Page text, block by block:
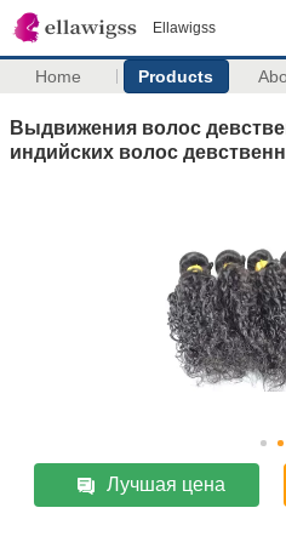
Ellawigss
Home Products
Выдвижения волос
индийских волос
Лучшая цена